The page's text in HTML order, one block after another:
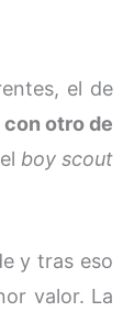
el de
otro de
boy scout
y tras eso
valor. La